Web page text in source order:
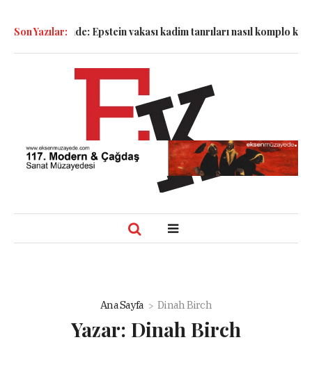
Son Yazılar:
Sandalyesinde: Epstein vakası kadim tanrıları nasıl komplo
Ana Sayfa Dinah Birch
Yazar: Dinah Birch